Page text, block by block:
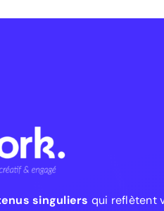
singuliers qui reflètent